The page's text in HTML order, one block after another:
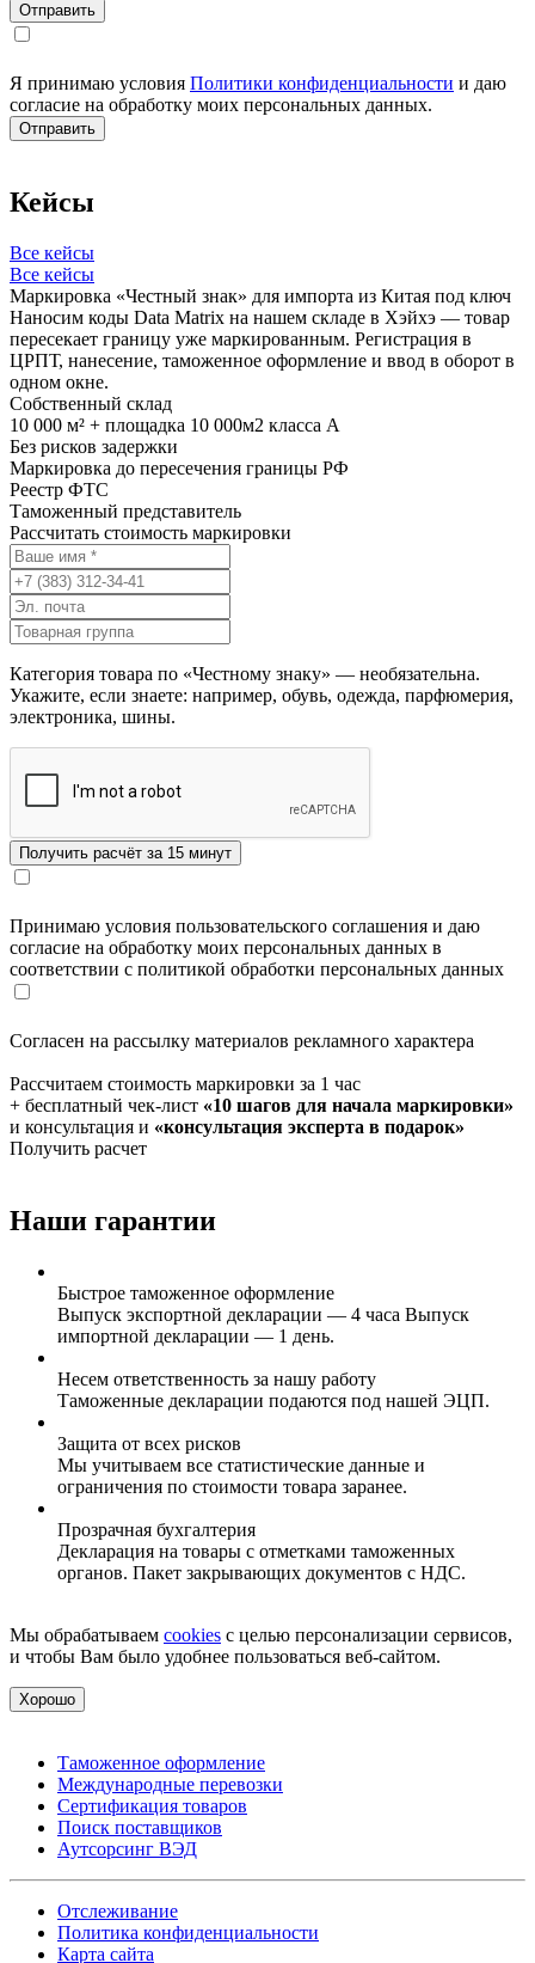
Я принимаю условия Политики конфиденциальности и даю
согласие на обработку моих персональных данных.
Кейсы
Все кейсы
Все кейсы
Маркировка «Честный знак» для импорта из Китая под ключ
Наносим коды Data Matrix на нашем складе в Хэйхэ — товар
пересекает границу уже маркированным. Регистрация в
ЦРПТ, нанесение, таможенное оформление и ввод в оборот в
одном окне.
Собственный склад
10 000 м² + площадка 10 000м2 класса А
Без рисков задержки
Маркировка до пересечения границы РФ
Реестр ФТС
Таможенный представитель
Рассчитать стоимость маркировки
Категория товара по «Честному знаку» — необязательна.
Укажите, если знаете: например, обувь, одежда, парфюмерия,
электроника, шины.
Принимаю условия пользовательского соглашения и даю
согласие на обработку моих персональных данных в
соответствии с политикой обработки персональных данных
Согласен на рассылку материалов рекламного характера
Рассчитаем стоимость маркировки за 1 час
+ бесплатный чек-лист «10 шагов для начала маркировки»
и консультация и «консультация эксперта в подарок»
Получить расчет
Наши гарантии
Быстрое таможенное оформление
Выпуск экспортной декларации — 4 часа Выпуск
импортной декларации — 1 день.
Несем ответственность за нашу работу
Таможенные декларации подаются под нашей ЭЦП.
Защита от всех рисков
Мы учитываем все статистические данные и
ограничения по стоимости товара заранее.
Прозрачная бухгалтерия
Декларация на товары с отметками таможенных
органов. Пакет закрывающих документов с НДС.
Мы обрабатываем cookies с целью персонализации сервисов,
и чтобы Вам было удобнее пользоваться веб-сайтом.
Хорошо
Таможенное оформление
Международные перевозки
Сертификация товаров
Поиск поставщиков
Аутсорсинг ВЭД
Отслеживание
Политика конфиденциальности
Карта сайта